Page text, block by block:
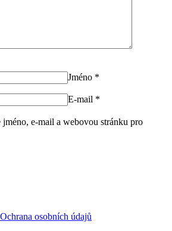
Jméno *
E-mail *
e-mail a webovou stránku pro
Ochrana osobních údajů